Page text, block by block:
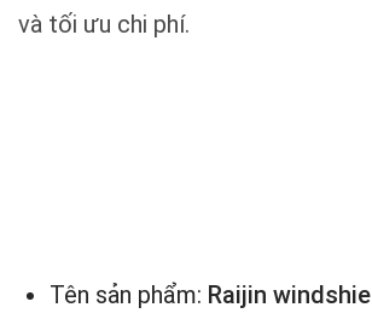
và tối ưu chi phí.
Tên sản phẩm: Raijin